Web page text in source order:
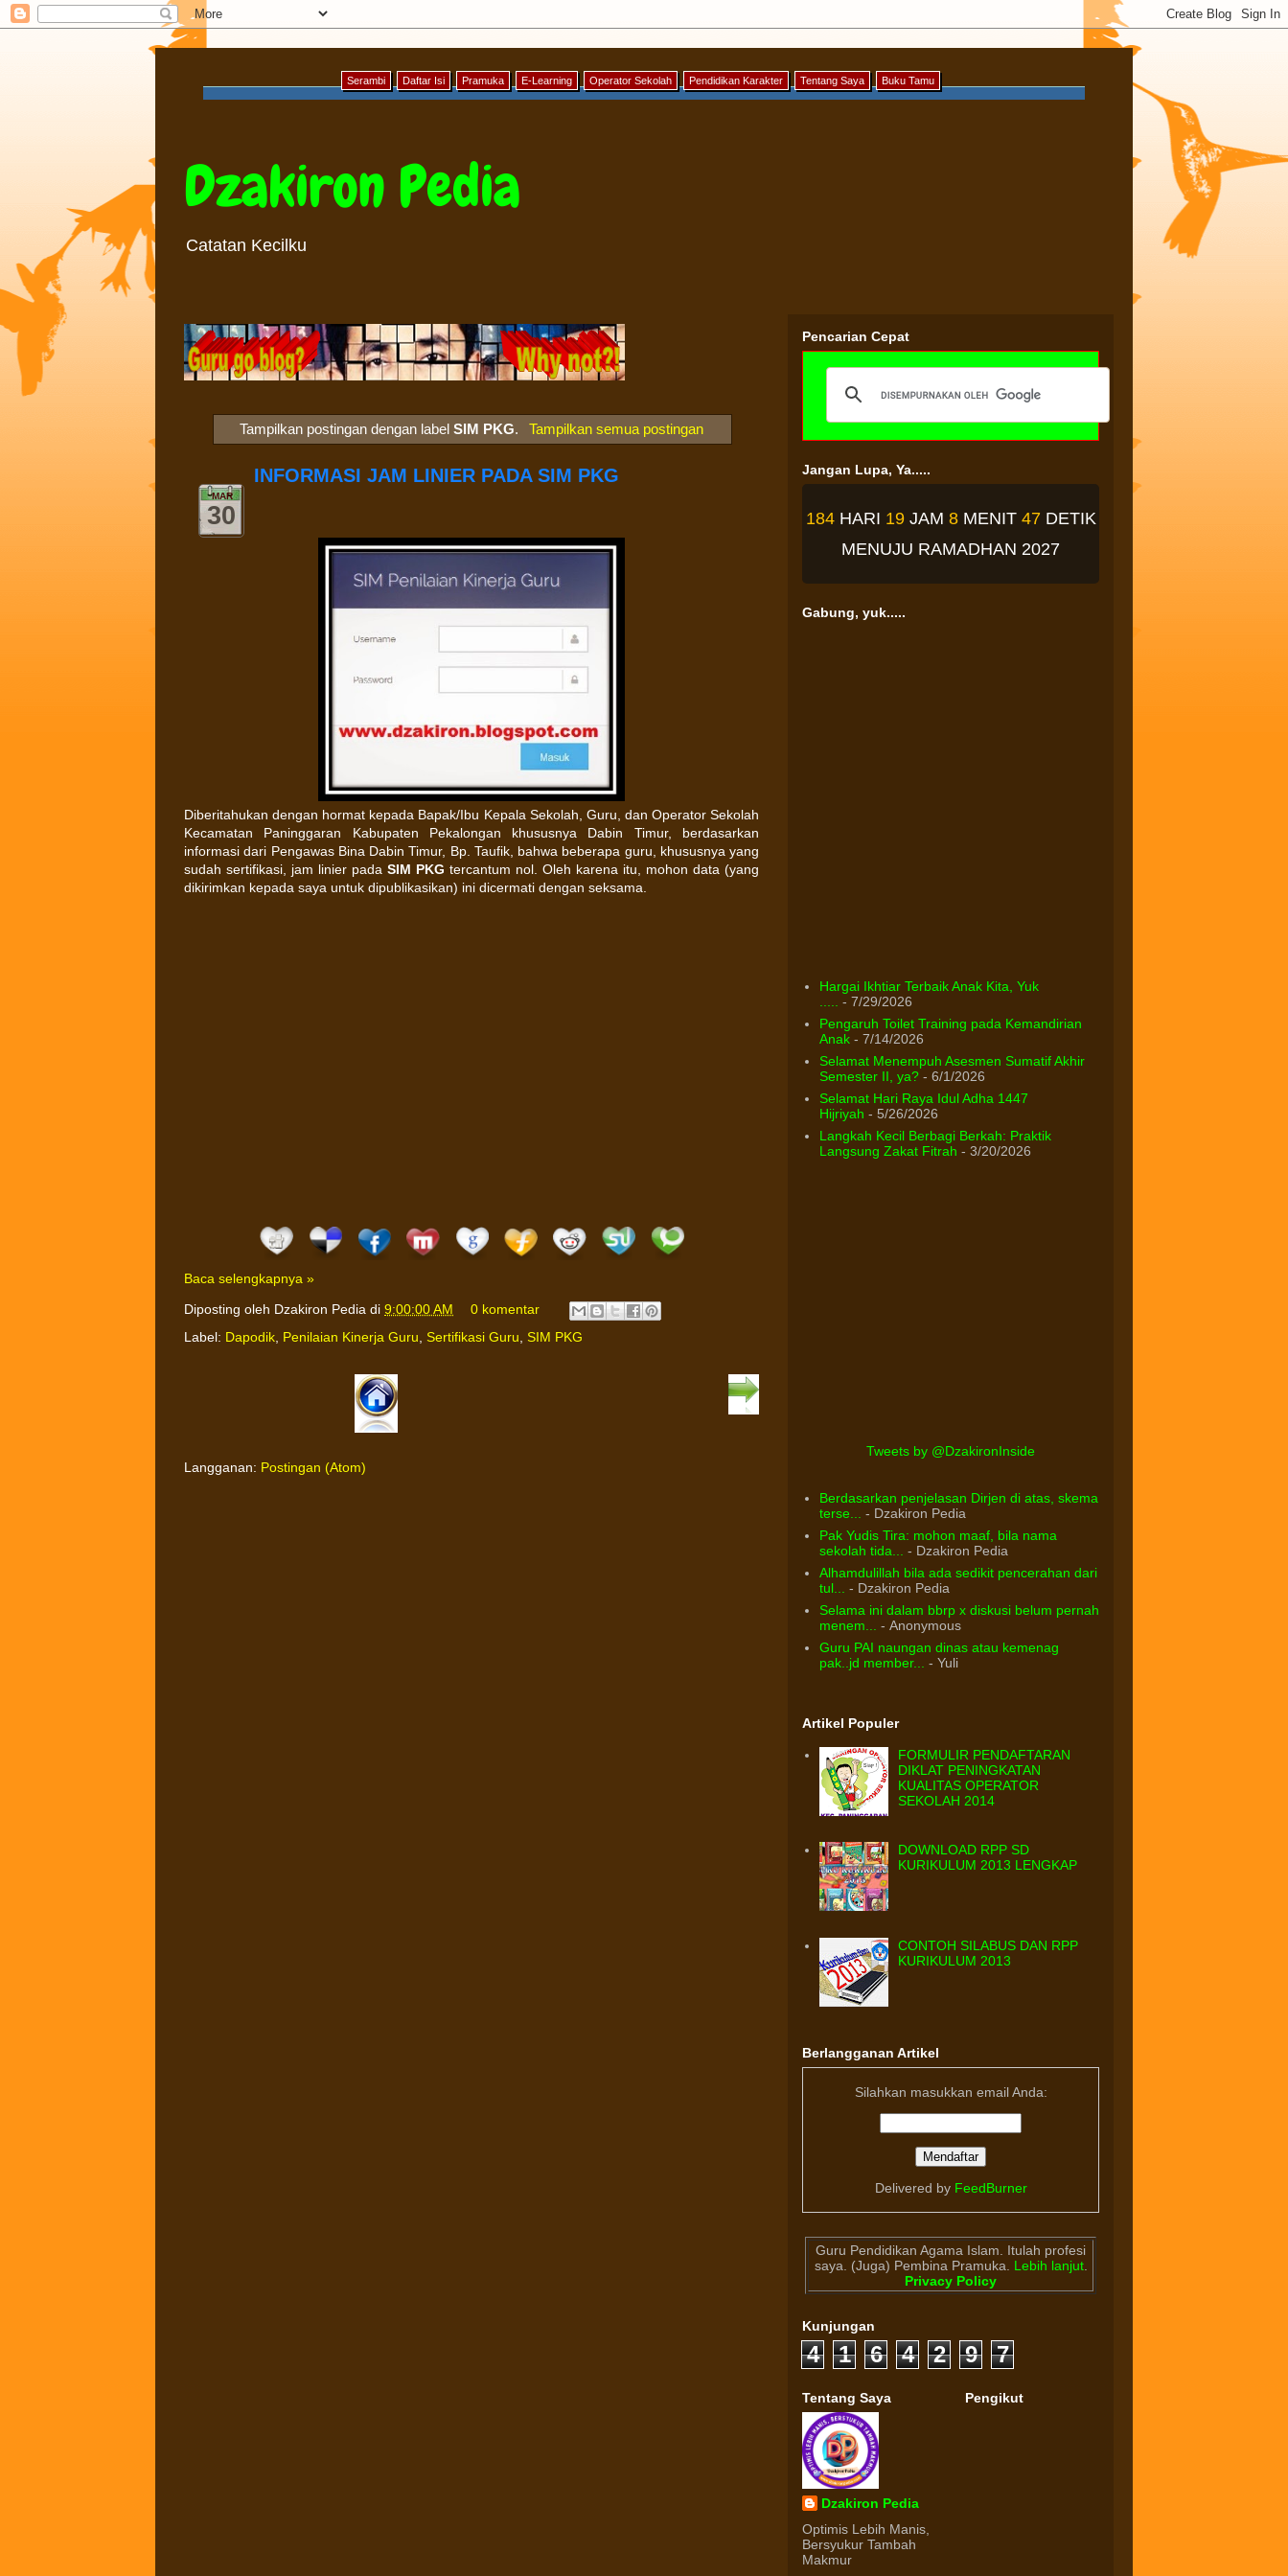
Serambi Daftar Isi Pramuka E-Learning Operator Sekolah Pendidikan Karakter Tentang Saya Buku Tamu
Dzakiron Pedia
Catatan Kecilku
Tampilkan postingan dengan labelSIM PKG. Tampilkan semua postingan
MAR
30
INFORMASI JAM LINIER PADA SIM PKG
Diberitahukan dengan hormat kepada Bapak/Ibu Kepala Sekolah, Guru, dan Operator Sekolah
Kecamatan Paninggaran Kabupaten Pekalongan khususnya Dabin Timur, berdasarkan
informasi dari Pengawas Bina Dabin Timur, Bp. Taufik, bahwa beberapa guru, khususnya yang
sudah sertifikasi, jam linier pada SIM PKG tercantum nol. Oleh karena itu, mohon data (yang
dikirimkan kepada saya untuk dipublikasikan) ini dicermati dengan seksama.
Baca selengkapnya »
Diposting oleh Dzakiron Pedia di 9:00:00 AM
0 komentar
Label: Dapodik, Penilaian Kinerja Guru, Sertifikasi Guru, SIM PKG
Langganan: Postingan (Atom)
Pencarian Cepat
Jangan Lupa, Ya.....
184 HARI 19 JAM 8 MENIT46 DETIK
MENUJU RAMADHAN 2027
Gabung, yuk.....
Hargai Ikhtiar Terbaik Anak Kita, Yuk
- 7/29/2026
Pengaruh Toilet Training pada Kemandirian
Anak- 7/14/2026
Selamat Menempuh Asesmen Sumatif Akhir
Semester II, ya?- 6/1/2026
Selamat Hari Raya Idul Adha 1447
Hijriyah - 5/26/2026
Langkah Kecil Berbagi Berkah: Praktik
Langsung Zakat Fitrah - 3/20/2026
Tweets by @DzakironInside
Berdasarkan penjelasan Dirjen di atas, skema
terse...
- Dzakiron Pedia
Pak Yudis Tira: mohon maaf, bila nama
sekolah tida...
- Dzakiron Pedia
Alhamdulillah bila ada sedikit pencerahan dari
tul...
- Dzakiron Pedia
Selama ini dalam bbrp x diskusi belum pernah
menem...
- Anonymous
Guru PAI naungan dinas atau kemenag
pak..jd member...
- Yuli
Artikel Populer
FORMULIR PENDAFTARAN
DIKLAT PENINGKATAN
KUALITAS OPERATOR
SEKOLAH 2014
DOWNLOAD RPP SD
KURIKULUM 2013 LENGKAP
CONTOH SILABUS DAN RPP
KURIKULUM 2013
Berlangganan Artikel
Silahkan masukkan email Anda:
Delivered by FeedBurner
Guru Pendidikan Agama Islam. Itulah profesi
saya. (Juga) Pembina Pramuka.
Lebih lanjut.
Privacy Policy
Kunjungan
4 1 6 4 2 9 7
Tentang Saya
Dzakiron Pedia
Optimis Lebih Manis,
Bersyukur Tambah
Makmur
Pengikut